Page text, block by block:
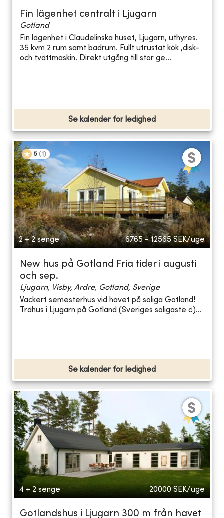
Fin lägenhet centralt i Ljugarn
Gotland
Fin lägenhet i Claudelinska huset, Ljugarn, uthyres.
35 kvm 2 rum samt badrum. Fullt utrustat kök ,disk-
och tvättmaskin. Direkt utgång till stor ge...
Se kalender for ledighed
5 (1 )
2 + 2 senge 6765 - 12565 SEK/uge
New hus på Gotland Fria tider i augusti
och sep.
Ljugarn, Visby, Ardre, Gotland, Sverige
Vackert semesterhus vid havet på soliga Gotland!
Trähus i Ljugarn på Gotland (Sveriges soligaste ö)...
Se kalender for ledighed
4 + 2 senge 20000 SEK/uge
Gotlandshus i Ljugarn 300 m från havet